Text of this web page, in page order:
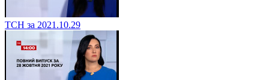
ТСН за 2021.10.29